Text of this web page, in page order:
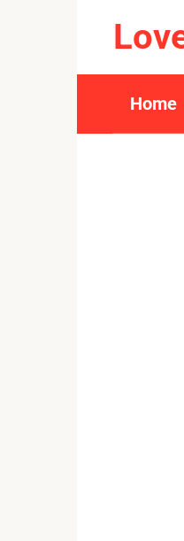
Home